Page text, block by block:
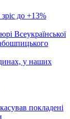
зріс до +13%
Всеукраїнської
у наших
покладені